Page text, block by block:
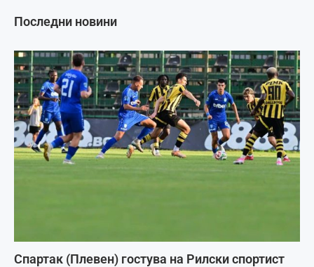
Последни новини
Спартак (Плевен) гостува на Рилски спортист